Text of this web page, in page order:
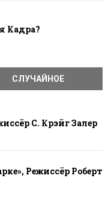
Кадра?
СЛУЧАЙНОЕ
С. Крэйг Залер
Режиссёр Роберт